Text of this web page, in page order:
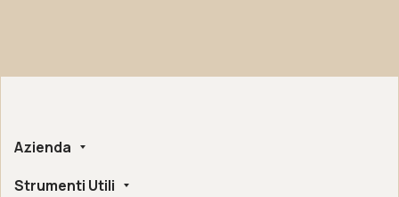
Azienda
Chi siamo
Strumenti Utili